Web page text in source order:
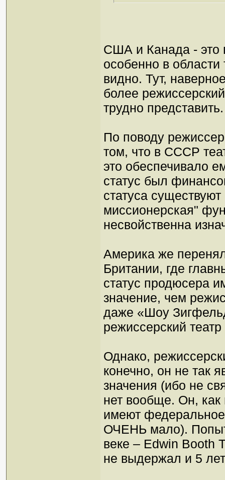
США и Канада - это
особенно в области
видно. Тут,
более
трудно представить.
По поводу
том, что в СССР
это обеспечивало
статус был
статуса
миссионерская"
несвойственна
Америка же
Британии, где
статус продюсера
значение, чем
даже «Шоу
режиссерский
Однако,
конечно, он не так
значения (ибо не
нет вообще. Он, как
имеют
ОЧЕНЬ мало).
веке – Edwin Booth
не выдержал и 5